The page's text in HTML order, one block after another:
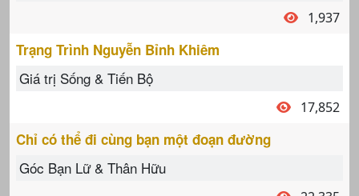
1,937
Trạng Trình Nguyễn Bỉnh Khiêm
Giá trị Sống & Tiến Bộ
17,852
Chỉ có thể đi cùng bạn một đoạn đường
Góc Bạn Lữ & Thân Hữu